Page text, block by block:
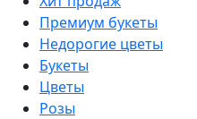
Премиум букеты
Недорогие цветы
Букеты
Цветы
Розы